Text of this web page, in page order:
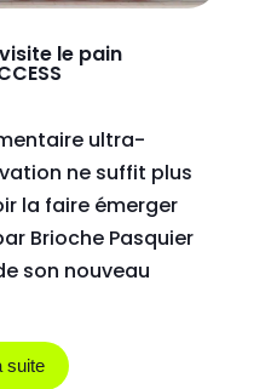
le pain
ultra-
ne suffit plus
la faire émerger
Brioche Pasquier
son nouveau
suite